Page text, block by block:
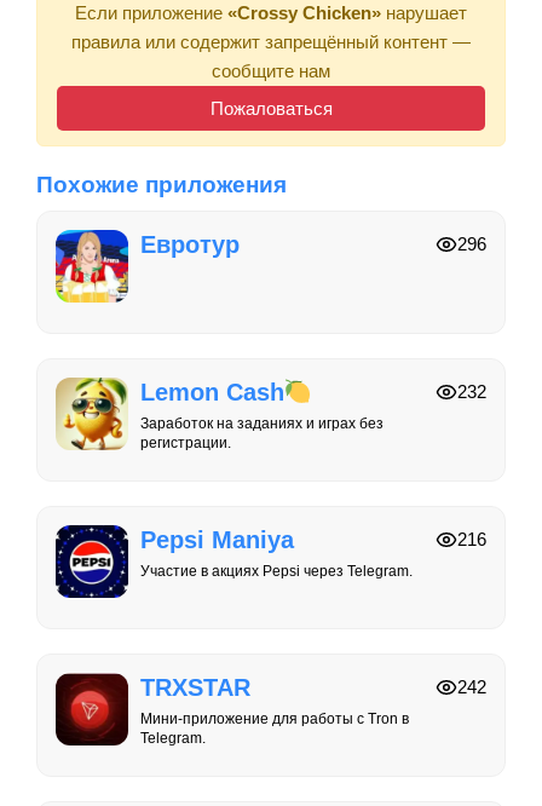
Если приложение «Crossy Chicken» нарушает
правила или содержит запрещённый контент —
сообщите нам
Пожаловаться
Похожие приложения
Евротур 296
Lemon Cash
Заработок на заданиях и играх без
регистрации.
232
Pepsi Maniya
Участие в акциях Pepsi через Telegram.
216
TRXSTAR
Мини-приложение для работы с Tron в
Telegram.
242